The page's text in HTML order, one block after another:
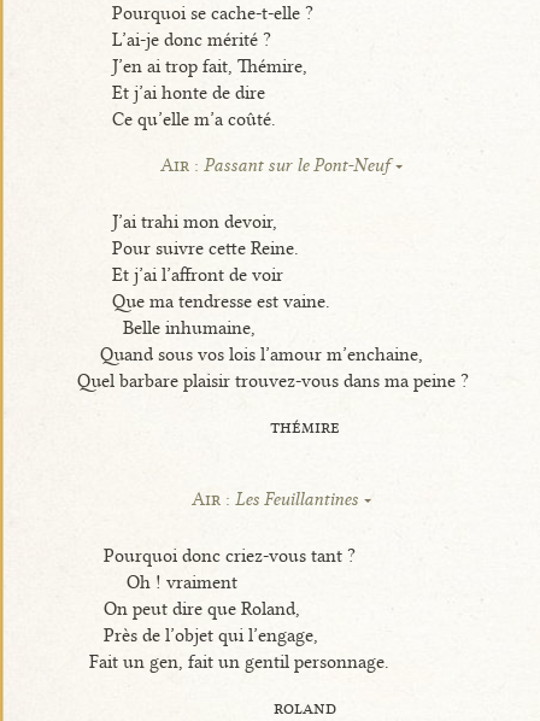
Pourquoi se cache-t-elle ?
L’ai-je donc mérité ?
J’en ai trop fait, Thémire,
Et j’ai honte de dire
Ce qu’elle m’a coûté.
Air :Passant sur le Pont-Neuf
J’ai trahi mon devoir,
Pour suivre cette Reine.
Et j’ai l’affront de voir
Que ma tendresse est vaine.
Belle inhumaine,
Quand sous vos lois l’amour m’enchaine,
Quel barbare plaisir trouvez-vous dans ma peine ?
thémire
Air :Les Feuillantines
Pourquoi donc criez-vous tant ?
Oh ! vraiment
On peut dire que Roland,
Près de l’objet qui l’engage,
Fait un gen, fait un gentil personnage.
roland